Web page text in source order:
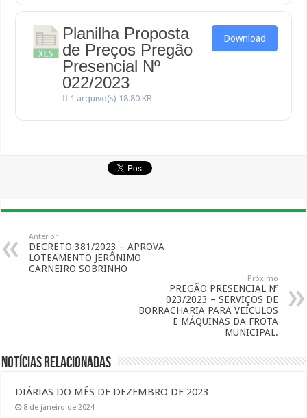
Planilha Proposta
de Preços Pregão
Presencial Nº
022/2023
1 arquivo(s) 18.80 KB
Download
Anterior
DECRETO 381/2023 – APROVA
LOTEAMENTO JERÔNIMO
CARNEIRO SOBRINHO
Próximo
PREGÃO PRESENCIAL Nº
023/2023 – SERVIÇOS DE
BORRACHARIA PARA VEÍCULOS
E MÁQUINAS DA FROTA
MUNICIPAL.
Notícias Relacionadas
DIÁRIAS DO MÊS DE DEZEMBRO DE 2023
8 de janeiro de 2024